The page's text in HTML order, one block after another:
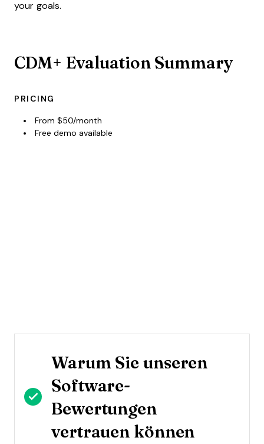
your goals.
CDM+ Evaluation Summary
PRICING
From $50/month
Free demo available
Warum Sie unseren
Software-
Bewertungen
vertrauen können